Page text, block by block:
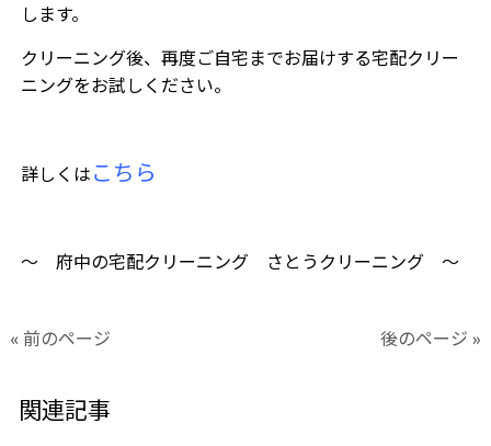
します。
クリーニング後、再度ご自宅までお届けする宅配クリー
ニングをお試しください。
詳しくは こちら
〜 府中の宅配クリーニング さとうクリーニング 〜
« 前のページ 後のページ »
関連記事